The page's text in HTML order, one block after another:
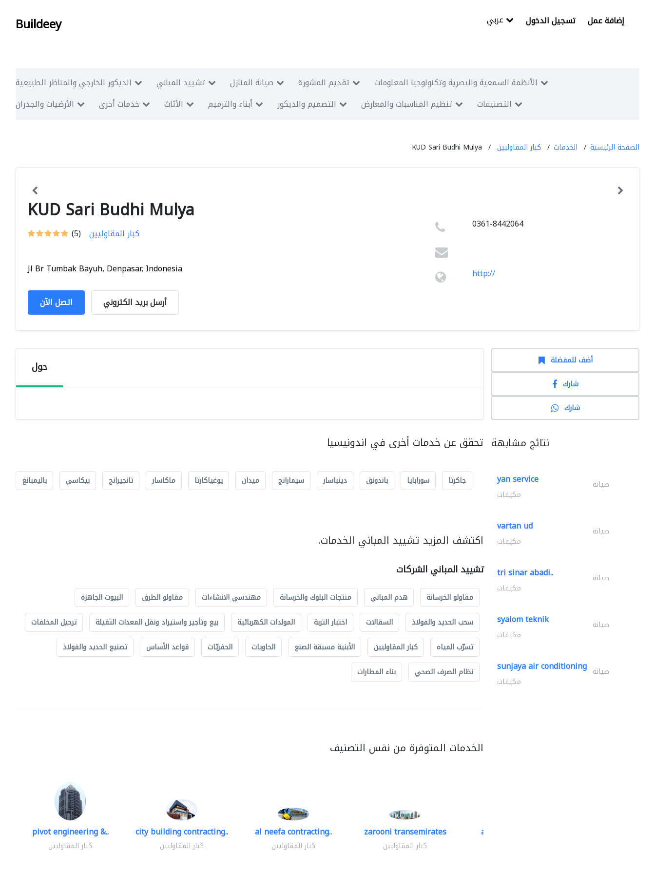
Buildeey تسجيل الدخول إضافة عمل
الديكور الخارجي والمناظر الطبيعية تشييد المباني صيانة المنازل تقديم المشورة
الأنظمة السمعية والبصرية وتكنولوجيا المعلومات
الأرضيات والجدران
خدمات أخرى الأثاث أبناء والترميم التصميم والديكور تنظيم المناسبات والمعارض التصنيفات
الصفحة الرئيسية الخدمات كبار المقاوليين KUD Sari Budhi Mulya
KUD Sari Budhi Mulya
(5) كبار المقاوليين
Jl Br Tumbak Bayuh, Denpasar, Indonesia
اتصل الآن أرسل بريد الكتروني
0361-8442064
http://
حول
تحقق عن خدمات أخرى في اندونيسيا
جاكرتا سورابايا باندونق دينباسار سيمارانج ميدان يوغياكارتا ماكاسار تانجيرانج بيكاسي باليمبانغ
اكتشف المزيد تشييد المباني الخدمات.
تشييد المباني الشركات
مقاولو الخرسانة هدم المباني منتجات البلوك والخرسانة مهندسي الانشاءات مقاولو الطرق
البيوت الجاهزة
سحب الحديد والفولاذ
السقالات اختبار التربة المولدات الكهربائية بيع وتأجير واستيراد ونقل المعدات الثقيلة
ترحيل المخلفات
تسرّب المياه
كبار المقاوليين الأبنية مسبقة الصنع الحاويات الحفريّات قواعد الأساس
تصنيع الحديد والفولاذ
نظام الصرف الصحي
بناء المطارات
الخدمات المتوفرة من نفس التصنيف
pivot engineering &..
كبار المقاوليين
city building contracting..
كبار المقاوليين
al neefa contracting..
كبار المقاوليين
zarooni transemirates
كبار المقاوليين
accurate bldh cont..
أضف للمفضلة
شارك
شارك
نتائج مشابهة
yan service صيانة
مكيفات
vartan ud صيانة
مكيفات
tri sinar abadi.. صيانة
مكيفات
syalom teknik صيانة
مكيفات
sunjaya air conditioning صيانة
مكيفات